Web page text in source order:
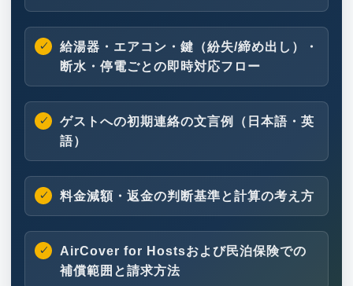
給湯器・エアコン・鍵（紛失/締め出し）・
断水・停電ごとの即時対応フロー
ゲストへの初期連絡の文言例（日本語・英
語）
料金減額・返金の判断基準と計算の考え方
AirCover for Hostsおよび民泊保険での
補償範囲と請求方法